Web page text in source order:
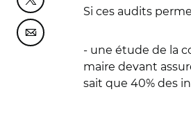
Partager cette page sur Twitter
Partager cette page sur Courriel
Si ces audits
- une étude de la
maire devant
sait que 40% des